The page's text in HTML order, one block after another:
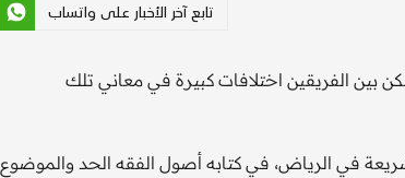
تابع آخر الأخبار على واتساب
بين الفريقين اختلافات كبيرة في معاني تلك
في الرياض، في كتابه أصول الفقه الحد والموضوع